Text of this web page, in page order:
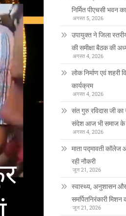
निर्मित पीएचसी भवन
अगस्त 5, 2026
उपायुक्त ने जिला
की समीक्षा बैठक की
अगस्त 4, 2026
लोक निर्माण एवं शहरी
कार्यक्रम
अगस्त 4, 2026
संत गुरु रविदास जी का
संदेश आज भी समाज के
अगस्त 4, 2026
माता पद्मावती कॉलेज
रही नौकरी
जून 21, 2026
स्वास्थ्य, अनुशासन
समर्पितनिरंकारी मिशन
जून 21, 2026